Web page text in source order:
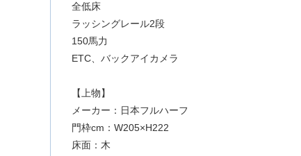
全低床
ラッシングレール2段
150馬力
ETC、バックアイカメラ
【上物】
メーカー：日本フルハーフ
門枠cm：W205×H222
床面：木